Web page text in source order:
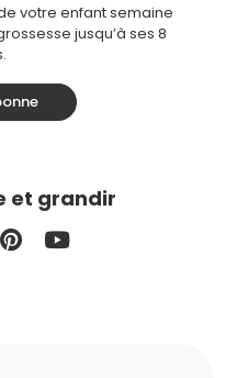
votre enfant semaine
jusqu’à ses 8
et grandir